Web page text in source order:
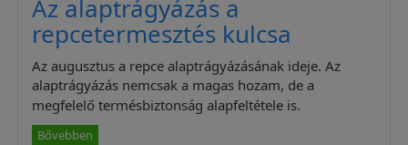
Az alaptrágyázás a
repcetermesztés kulcsa
Az augusztus a repce alaptrágyázásának ideje. Az
alaptrágyázás nemcsak a magas hozam, de a
megfelelő termésbiztonság alapfeltétele is.
Bővebben